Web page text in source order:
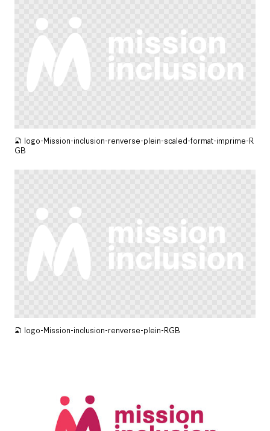
logo-Mission-inclusion-renverse-plein-scaled-format-imprime-R
GB
logo-Mission-inclusion-renverse-plein-RGB